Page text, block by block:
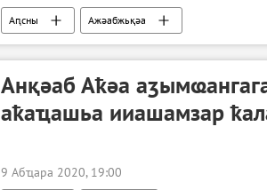
Аԥсны Ажәабжьқәа
Анқәаб Аҟәа
аҟаҵашьа ииашамзар
9 Абҵара 2020, 19:00